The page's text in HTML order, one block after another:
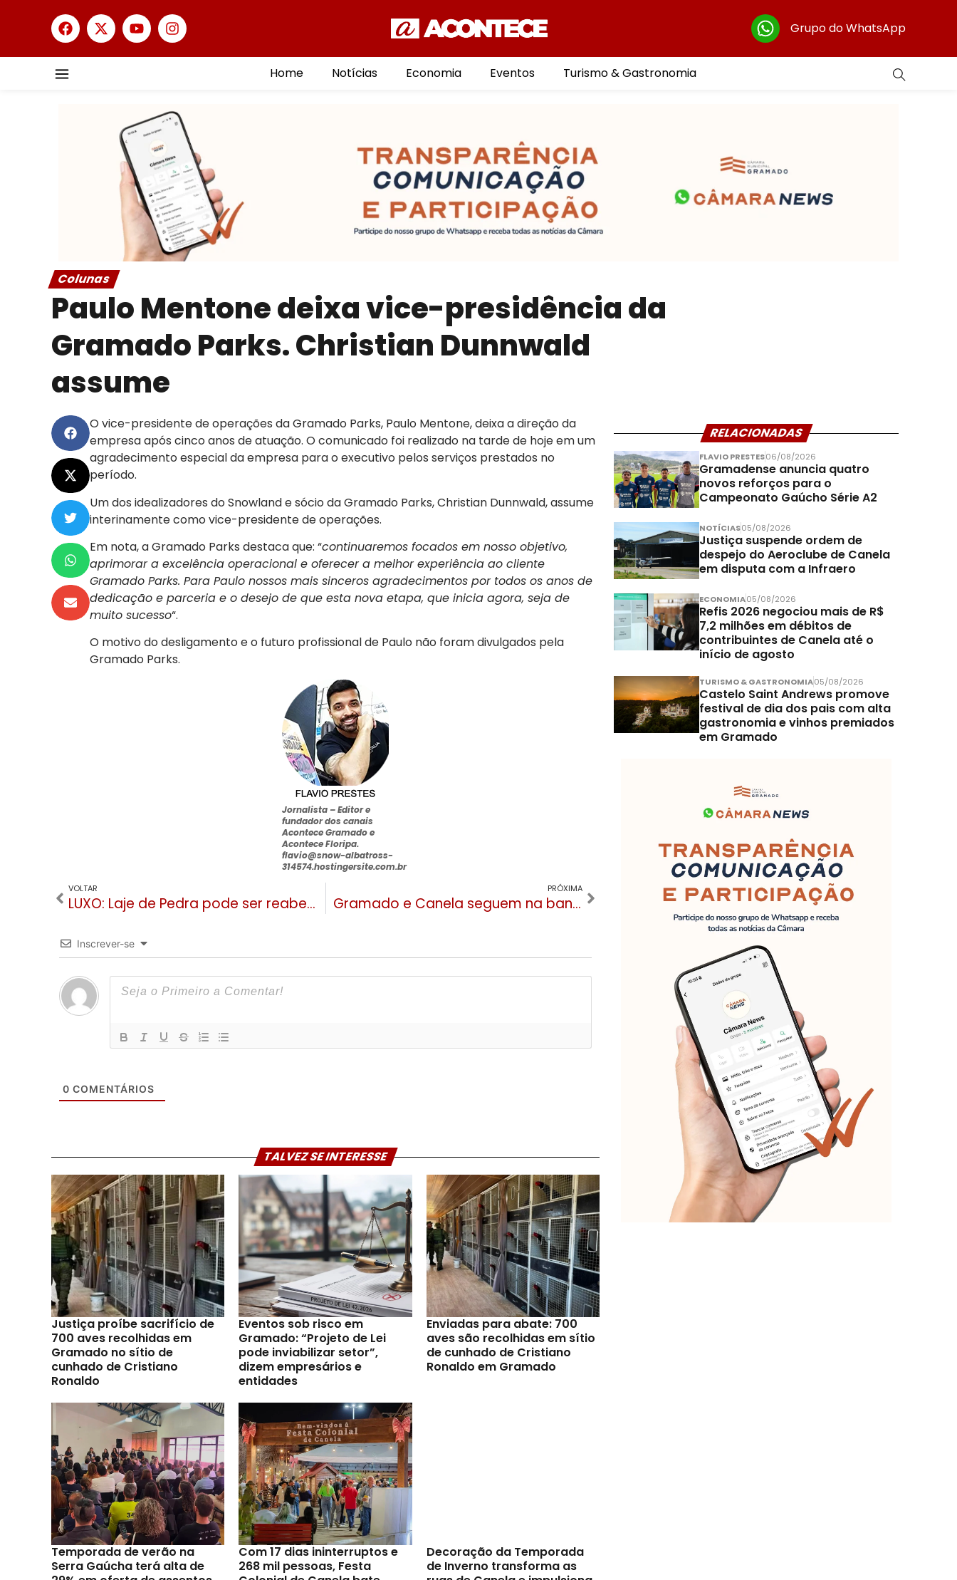
Grupo do WhatsApp
Home Notícias Economia Eventos Turismo & Gastronomia
Colunas
Paulo Mentone deixa vice-presidência da
Gramado Parks. Christian Dunnwald
assume
O vice-presidente de operações da Gramado Parks, Paulo Mentone, deixa a direção da
empresa após cinco anos de atuação. O comunicado foi realizado na tarde de hoje em um
agradecimento especial da empresa para o executivo pelos serviços prestados no
período.
Um dos idealizadores do Snowland e sócio da Gramado Parks, Christian Dunnwald, assume
interinamente como vice-presidente de operações.
Em nota, a Gramado Parks destaca que: “continuaremos focados em nosso objetivo,
aprimorar a excelência operacional e oferecer a melhor experiência ao cliente
Gramado Parks. Para Paulo nossos mais sinceros agradecimentos por todos os anos de
dedicação e parceria e o desejo de que esta nova etapa, que inicia agora, seja de
muito sucesso“.
O motivo do desligamento e o futuro profissional de Paulo não foram divulgados pela
Gramado Parks.
Jornalista –Editor e
fundador dos canais
Acontece Gramado e
Acontece Floripa.
flavio@snow-albatross-
314574.hostingersite.com.br
VOLTAR
LUXO: Laje de Pedra pode ser reaberto como hotel seis estrelas
PRÓXIMA
Gramado e Canela seguem na bandeira vermelha
Inscrever-se
0 COMENTÁRIOS
TALVEZ SE INTERESSE
Justiça proíbe sacrifício de
700 aves recolhidas em
Gramado no sítio de
cunhado de Cristiano
Ronaldo
Eventos sob risco em
Gramado: “Projeto de Lei
pode inviabilizar setor”,
dizem empresários e
entidades
Enviadas para abate: 700
aves são recolhidas em sítio
de cunhado de Cristiano
Ronaldo em Gramado
Temporada de verão na
Serra Gaúcha terá alta de
Com 17 dias ininterruptos e
268 mil pessoas, Festa
Decoração da Temporada
de Inverno transforma as
RELACIONADAS
FLAVIO PRESTES06/08/2026
Gramadense anuncia quatro
novos reforços para o
Campeonato Gaúcho Série A2
NOTÍCIAS05/08/2026
Justiça suspende ordem de
despejo do Aeroclube de Canela
em disputa com a Infraero
ECONOMIA05/08/2026
Refis 2026 negociou mais de R$
7,2 milhões em débitos de
contribuintes de Canela até o
início de agosto
TURISMO & GASTRONOMIA05/08/2026
Castelo Saint Andrews promove
festival de dia dos pais com alta
gastronomia e vinhos premiados
em Gramado